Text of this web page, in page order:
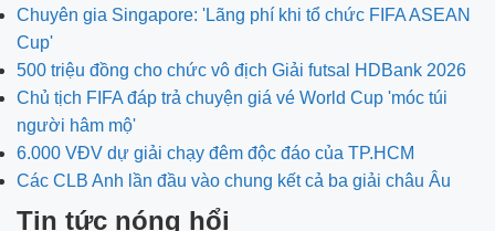
Chuyên gia Singapore: 'Lãng phí khi tổ chức FIFA ASEAN
Cup'
500 triệu đồng cho chức vô địch Giải futsal HDBank 2026
Chủ tịch FIFA đáp trả chuyện giá vé World Cup 'móc túi
người hâm mộ'
6.000 VĐV dự giải chạy đêm độc đáo của TP.HCM
Các CLB Anh lần đầu vào chung kết cả ba giải châu Âu
Tin tức nóng hổi